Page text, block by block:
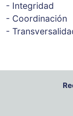
- Integridad
- Coordinación
-